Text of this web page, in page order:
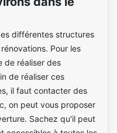
différentes structures
Pour les
de réaliser des
de réaliser ces
il faut contacter des
on peut vous proposer
Sachez qu'il peut